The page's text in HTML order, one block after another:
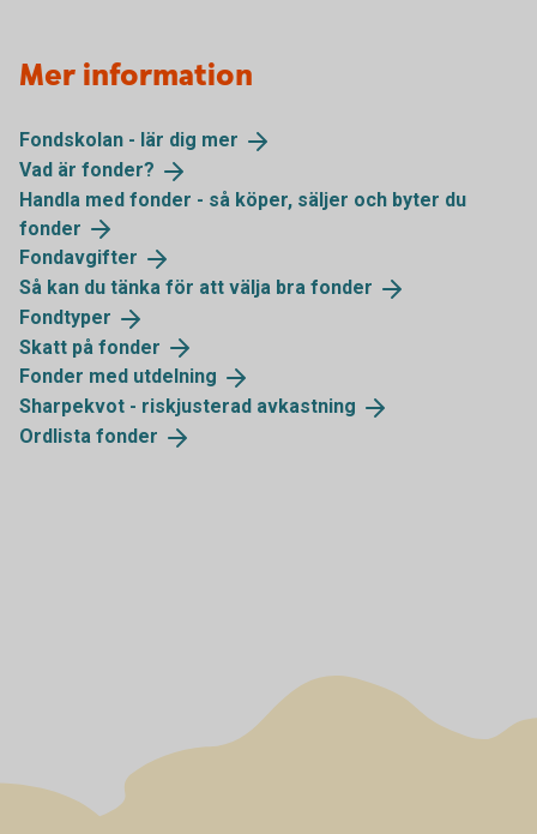
Mer information
Fondskolan - lär dig mer
Vad är fonder?
Handla med fonder - så köper, säljer och byter du
fonder
Fondavgifter
Så kan du tänka för att välja bra fonder
Fondtyper
Skatt på fonder
Fonder med utdelning
Sharpekvot - riskjusterad avkastning
Ordlista fonder